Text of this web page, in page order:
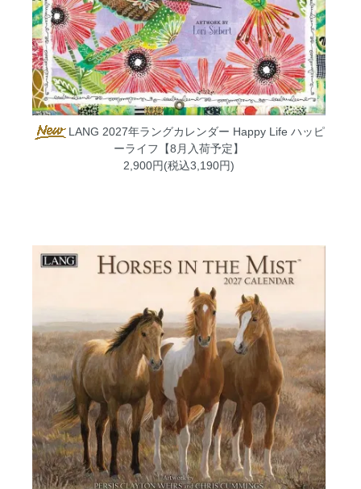
LANG 2027年ラングカレンダー Happy Life ハッピ
ーライフ【8月入荷予定】
2,900円(税込3,190円)